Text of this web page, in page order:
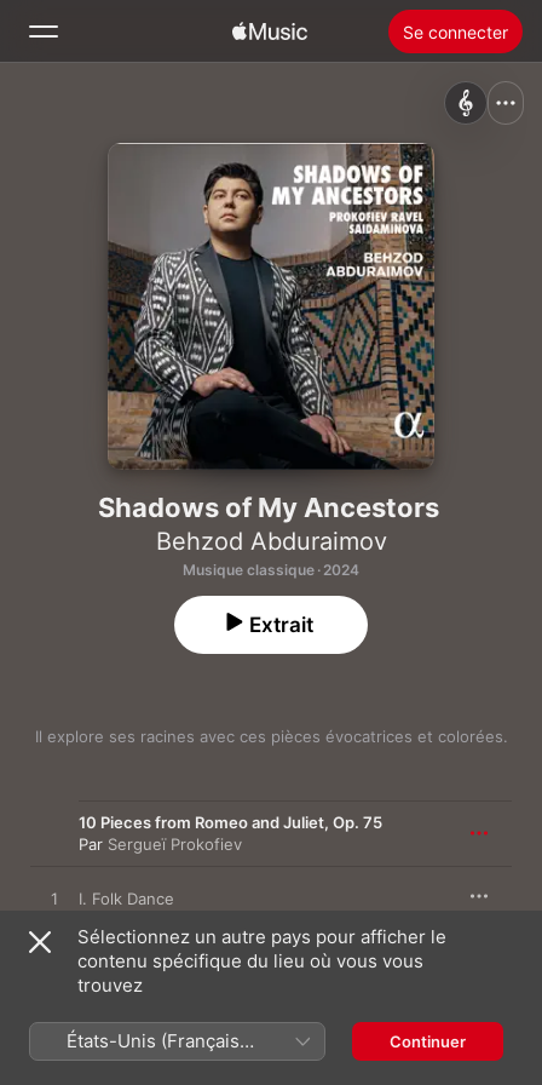
Se connecter
Radio
Installer Apple Music
Shadows of My Ancestors
Behzod Abduraimov
Musique classique · 2024
Il explore ses racines avec ces pièces évocatrices et colorées.
Extrait
10 Pieces from Romeo and Juliet, Op. 75
Par Sergueï Prokofiev
1 I. Folk Dance
II. Scene
3 III. Minuet
Sélectionnez un autre pays pour afficher le
contenu spécifique du lieu où vous vous
trouvez
États-Unis (Français
France)
Continuer